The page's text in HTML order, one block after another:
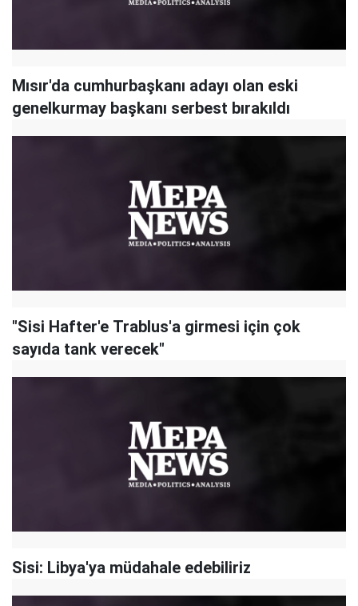
Mısır'da cumhurbaşkanı adayı olan eski
genelkurmay başkanı serbest bırakıldı
"Sisi Hafter'e Trablus'a girmesi için çok
sayıda tank verecek"
Sisi: Libya'ya müdahale edebiliriz